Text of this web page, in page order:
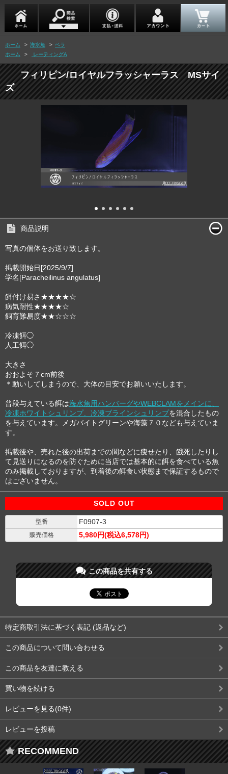
ホーム > 海水魚 > ベラ
ホーム
> レーティングA
フィリピン/ロイヤルフラッシャーラス MSサイ
ズ
商品説明
写真の個体をお送り致します。
掲載開始日[2025/9/7]
学名[Paracheilinus angulatus]
餌付け易さ★★★★☆
病気耐性★★★★☆
飼育難易度★★☆☆☆
冷凍餌◯
人工餌◯
大きさ
おおよそ７cm前後
＊動いしてしまうので、大体の目安でお願いいたします。
普段与えている餌は海水魚用ハンバーグやWEBCLAMをメインに、
冷凍ホワイトシュリンプ、冷凍ブラインシュリンプを混合したもの
を与えています。メガバイトグリーンや海藻７０なども与えていま
す。
掲載後や、売れた後の出荷までの間などに痩せたり、餓死したりし
て見送りになるのを防ぐために当店では基本的に餌を食べている魚
のみ掲載しておりますが、到着後の餌食い状態まで保証するもので
はございません。
SOLD OUT
型番 F0907-3
販売価格 5,980円(税込6,578円)
この商品を共有する
特定商取引法に基づく表記 (返品など)
この商品について問い合わせる
この商品を友達に教える
買い物を続ける
レビューを見る(0件)
レビューを投稿
RECOMMEND